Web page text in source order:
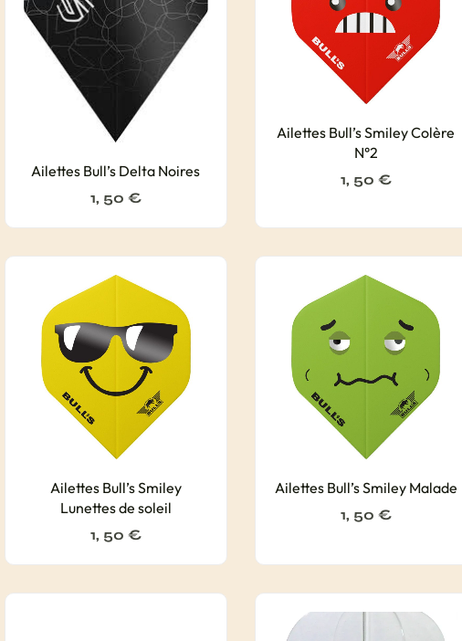
Ailettes Bull’s Delta Noires
1, 50€
Ailettes Bull’s Smiley Colère
N°2
1, 50 €
Ailettes Bull’s Smiley
Lunettes de soleil
1, 50€
Ailettes Bull’s Smiley Malade
1, 50 €